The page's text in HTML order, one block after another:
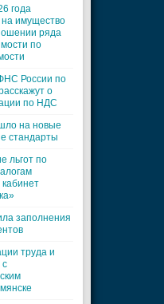
года
на имущество
ряда
по
России по
о
по НДС
на новые
стандарты
льгот по
заполнения
труда и
с